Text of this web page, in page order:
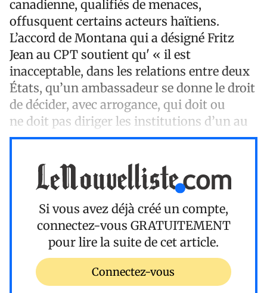
canadienne, qualifiés de menaces,
offusquent certains acteurs haïtiens.
L’accord de Montana qui a désigné Fritz
Jean au CPT soutient qu' « il est
inacceptable, dans les relations entre deux
États, qu’un ambassadeur se donne le droit
de décider, avec arrogance, qui doit ou
ne doit pas diriger les institutions d’un au
Si vous avez déjà créé un compte,
connectez-vous GRATUITEMENT
pour lire la suite de cet article.
Connectez-vous